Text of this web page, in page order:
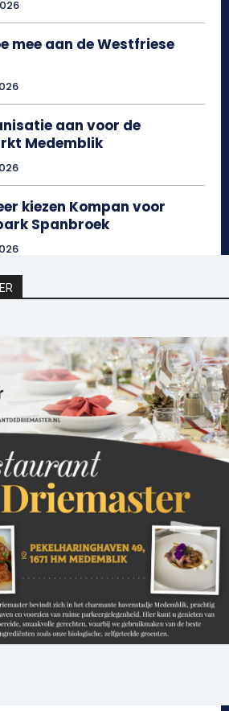
mee aan de Westfriese
aan voor de
Medemblik
kiezen Kompan voor
Spanbroek